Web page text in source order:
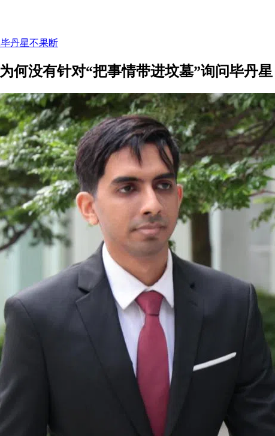
丹星不果断
何没有针对“把事情带进坟墓”询问毕丹星